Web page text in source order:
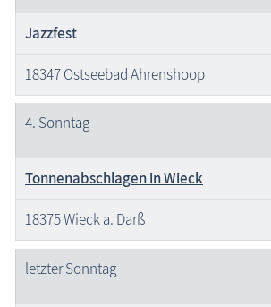
Jazzfest
18347 Ostseebad Ahrenshoop
4. Sonntag
Tonnenabschlagen in Wieck
18375 Wieck a. Darß
letzter Sonntag